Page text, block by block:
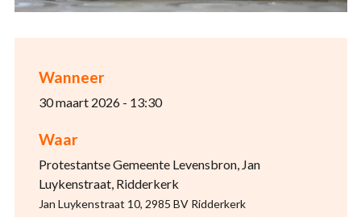
Wanneer
30 maart 2026 - 13:30
Waar
Protestantse Gemeente Levensbron, Jan
Luykenstraat, Ridderkerk
Jan Luykenstraat 10, 2985 BV Ridderkerk